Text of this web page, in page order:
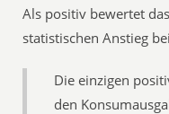
Als positiv bewertet
statistischen Anstieg
Die einzigen
den